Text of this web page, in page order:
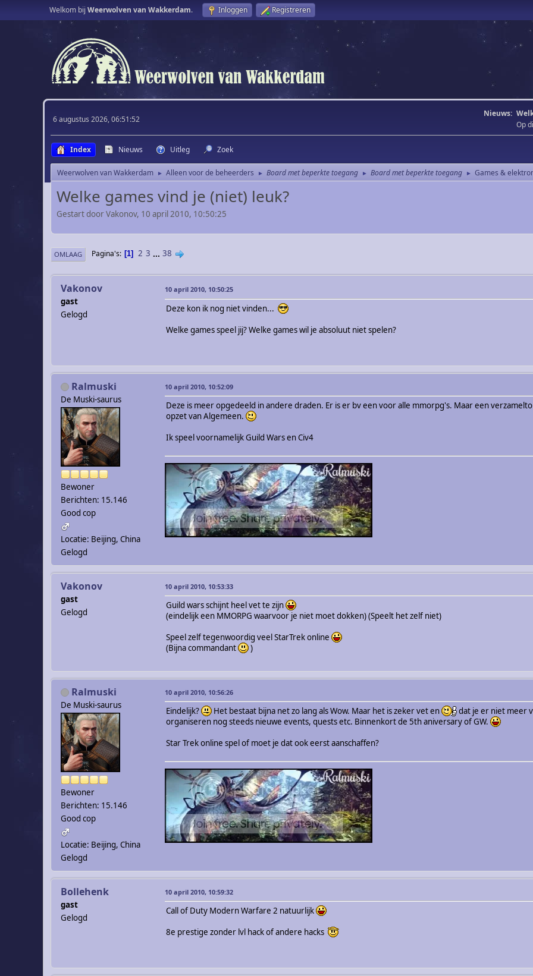
Welkom bij Weerwolven van Wakkerdam. Inloggen Registreren
6 augustus 2026, 06:51:52
Nieuws:
Op
Index Nieuws Uitleg Zoek
Weerwolven van Wakkerdam ► Alleen voor de beheerders ► Board met beperkte toegang ► Board met beperkte toegang ► Games &
Welke games vind je (niet) leuk?
Gestart door Vakonov, 10 april 2010, 10:50:25
OMLAAG Pagina's 1 2 3 ... 38
Vakonov
gast
Gelogd
10 april 2010, 10:50:25
Deze kon ik nog niet vinden...
Welke games speel jij? Welke games wil je absoluut niet spelen?
Ralmuski
De Muski-saurus
Bewoner
Berichten: 15.146
Good cop
Locatie: Beijing, China
Gelogd
10 april 2010, 10:52:09
Deze is meer opgedeeld in andere draden. Er is er bv een voor alle mmorpg's. Maar een
opzet van Algemeen.
Ik speel voornamelijk Guild Wars en Civ4
Vakonov
gast
Gelogd
10 april 2010, 10:53:33
Guild wars schijnt heel vet te zijn
(eindelijk een MMORPG waarvoor je niet moet dokken) (Speelt het zelf niet)
Speel zelf tegenwoordig veel StarTrek online
(Bijna commandant
)
Ralmuski
De Muski-saurus
Bewoner
Berichten: 15.146
Good cop
Locatie: Beijing, China
Gelogd
10 april 2010, 10:56:26
Eindelijk? Het bestaat bijna net zo lang als Wow. Maar het is zeker vet en
dat je er niet meer
organiseren nog steeds nieuwe events, quests etc. Binnenkort de 5th aniversary of GW.
Star Trek online spel of moet je dat ook eerst aanschaffen?
Bollehenk
gast
Gelogd
10 april 2010, 10:59:32
Call of Duty Modern Warfare 2 natuurlijk
8e prestige zonder lvl hack of andere hacks